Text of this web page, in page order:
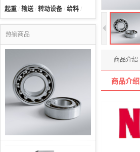
起重 / 输送/ 转动设备 / 给料 /
热销商品
商品介绍
商品介绍